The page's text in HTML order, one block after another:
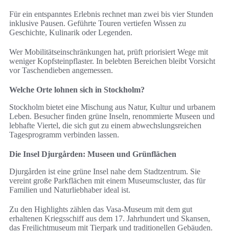
Für ein entspanntes Erlebnis rechnet man zwei bis vier Stunden
inklusive Pausen. Geführte Touren vertiefen Wissen zu
Geschichte, Kulinarik oder Legenden.
Wer Mobilitätseinschränkungen hat, prüft priorisiert Wege mit
weniger Kopfsteinpflaster. In belebten Bereichen bleibt Vorsicht
vor Taschendieben angemessen.
Welche Orte lohnen sich in Stockholm?
Stockholm bietet eine Mischung aus Natur, Kultur und urbanem
Leben. Besucher finden grüne Inseln, renommierte Museen und
lebhafte Viertel, die sich gut zu einem abwechslungsreichen
Tagesprogramm verbinden lassen.
Die Insel Djurgården: Museen und Grünflächen
Djurgården ist eine grüne Insel nahe dem Stadtzentrum. Sie
vereint große Parkflächen mit einem Museumscluster, das für
Familien und Naturliebhaber ideal ist.
Zu den Highlights zählen das Vasa-Museum mit dem gut
erhaltenen Kriegsschiff aus dem 17. Jahrhundert und Skansen,
das Freilichtmuseum mit Tierpark und traditionellen Gebäuden.